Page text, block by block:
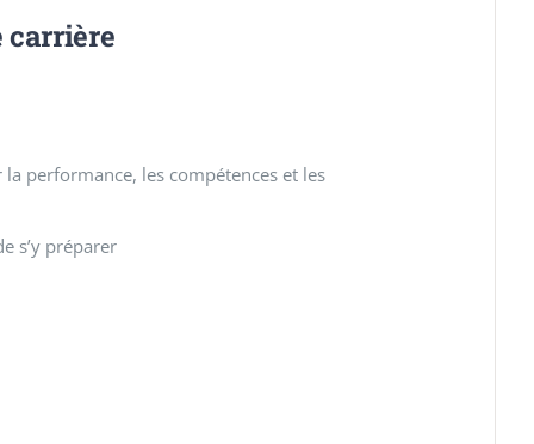
carrière
performance, les compétences et les
s’y préparer